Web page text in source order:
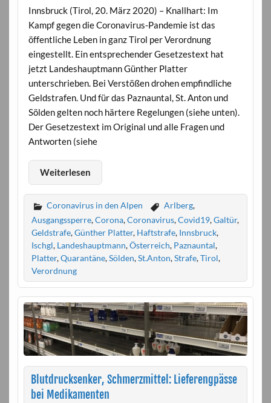
Innsbruck (Tirol, 20. März 2020) – Knallhart: Im
Kampf gegen die Coronavirus-Pandemie ist das
öffentliche Leben in ganz Tirol per Verordnung
eingestellt. Ein entsprechender Gesetzestext hat
jetzt Landeshauptmann Günther Platter
unterschrieben. Bei Verstößen drohen empfindliche
Geldstrafen. Und für das Paznauntal, St. Anton und
Sölden gelten noch härtere Regelungen (siehe unten).
Der Gesetzestext im Original und alle Fragen und
Antworten (siehe
Weiterlesen
Coronavirus in den Alpen Arlberg,
Ausgangssperre,Corona,Coronavirus,Covid19,Galtür,
Geldstrafe,Günther Platter, Haftstrafe, Innsbruck,
Ischgl, Landeshauptmann,Österreich, Paznauntal,
Platter,Quarantäne,Sölden,St.Anton,Strafe,Tirol,
Verordnung
Blutdrucksenker, Schmerzmittel: Lieferengpässe
bei Medikamenten